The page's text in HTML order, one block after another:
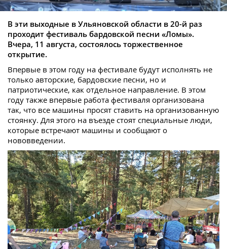
В эти выходные в Ульяновской области в 20-й раз
проходит фестиваль бардовской песни «Ломы».
Вчера, 11 августа, состоялось торжественное
открытие.
Впервые в этом году на фестивале будут исполнять не
только авторские, бардовские песни, но и
патриотические, как отдельное направление. В этом
году также впервые работа фестиваля организована
так, что все машины просят ставить на организованную
стоянку. Для этого на въезде стоят специальные люди,
которые встречают машины и сообщают о
нововведении.